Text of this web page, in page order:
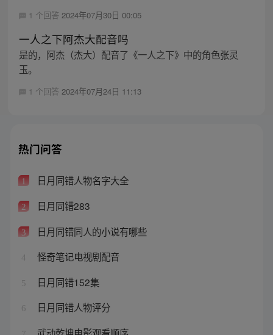
1 个回答 2024年07月30日 00:05
一人之下阿杰大配音吗
是的，阿杰（杰大）配音了《一人之下》中的角色张灵
玉。
1 个回答 2024年07月24日 11:13
热门问答
1 日月同错人物名字大全
2 日月同错283
3 日月同错同人的小说有哪些
4 怪奇笔记电视剧配音
5 日月同错152集
6 日月同错人物评分